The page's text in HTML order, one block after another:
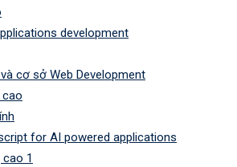
development
cơ sở Web Development
for AI powered applications
cao 1